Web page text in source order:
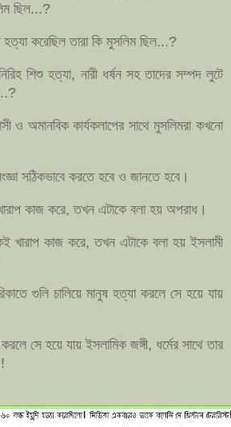
ছিল...?
হত্যা করেছিল তারা কি মুসলিম ছিল...?
শিশু হত্যা, নারী ধর্ষন সহ তাদের সম্পদ লুটে
ও অমানবিক কার্যকলাপের সাথে মুসলিমরা কখনো
সঠিকভাবে করতে হবে ও জানতে হবে।
কাজ করে, তখন এটাকে বলা হয় অপরাধ।
কাজ করে, তখন এটাকে বলা হয় ইসলামী
গুলি চালিয়ে মানুষ হত্যা করলে সে হয়ে যায়
সে হয়ে যায় ইসলামিক জঙ্গী, ধর্মের সাথে তার